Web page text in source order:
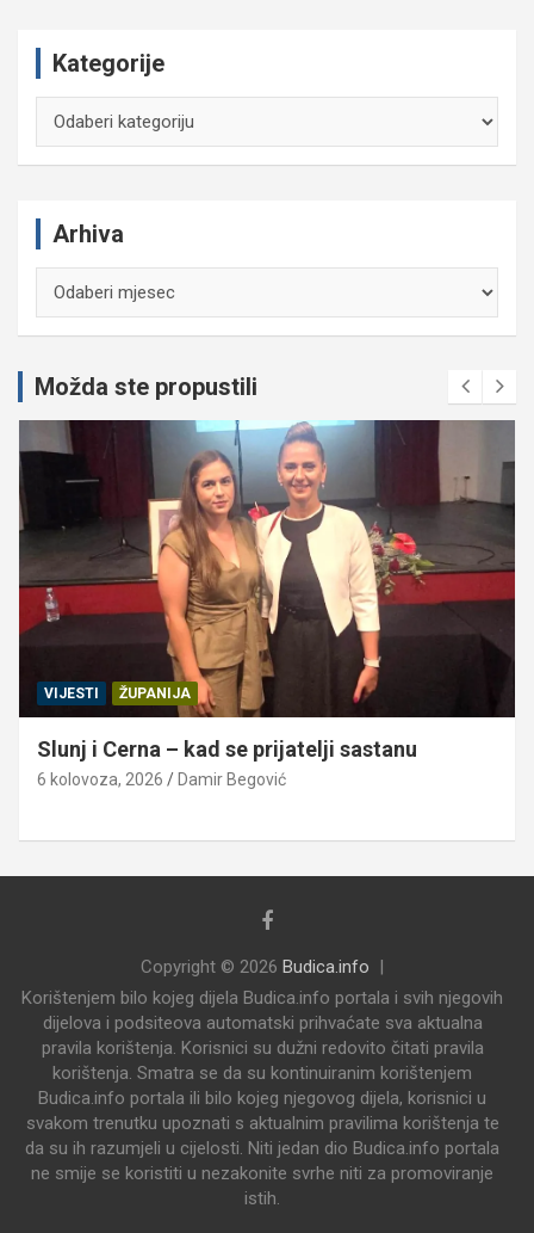
Kategorije
Arhiva
Možda ste propustili
VIJESTI ŽUPANIJA
Slunj i Cerna – kad se prijatelji sastanu
6 kolovoza, 2026 Damir Begović
Copyright © 2026 Budica.info
Korištenjem bilo kojeg dijela Budica.info portala i svih njegovih
dijelova i podsiteova automatski prihvaćate sva aktualna
pravila korištenja. Korisnici su dužni redovito čitati pravila
korištenja. Smatra se da su kontinuiranim korištenjem
Budica.info portala ili bilo kojeg njegovog dijela, korisnici u
svakom trenutku upoznati s aktualnim pravilima korištenja te
da su ih razumjeli u cijelosti. Niti jedan dio Budica.info portala
ne smije se koristiti u nezakonite svrhe niti za promoviranje
istih.